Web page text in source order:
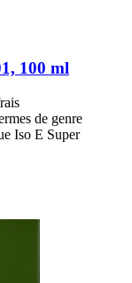
100 ml
de genre
Iso E Super